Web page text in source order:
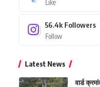
Like
56.4k Followers
Follow
Latest News
वार्ड